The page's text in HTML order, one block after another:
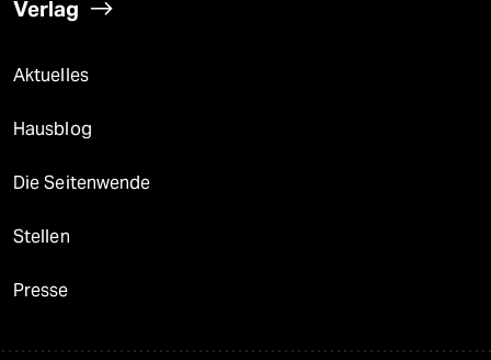
Verlag
Aktuelles
Hausblog
Die Seitenwende
Stellen
Presse